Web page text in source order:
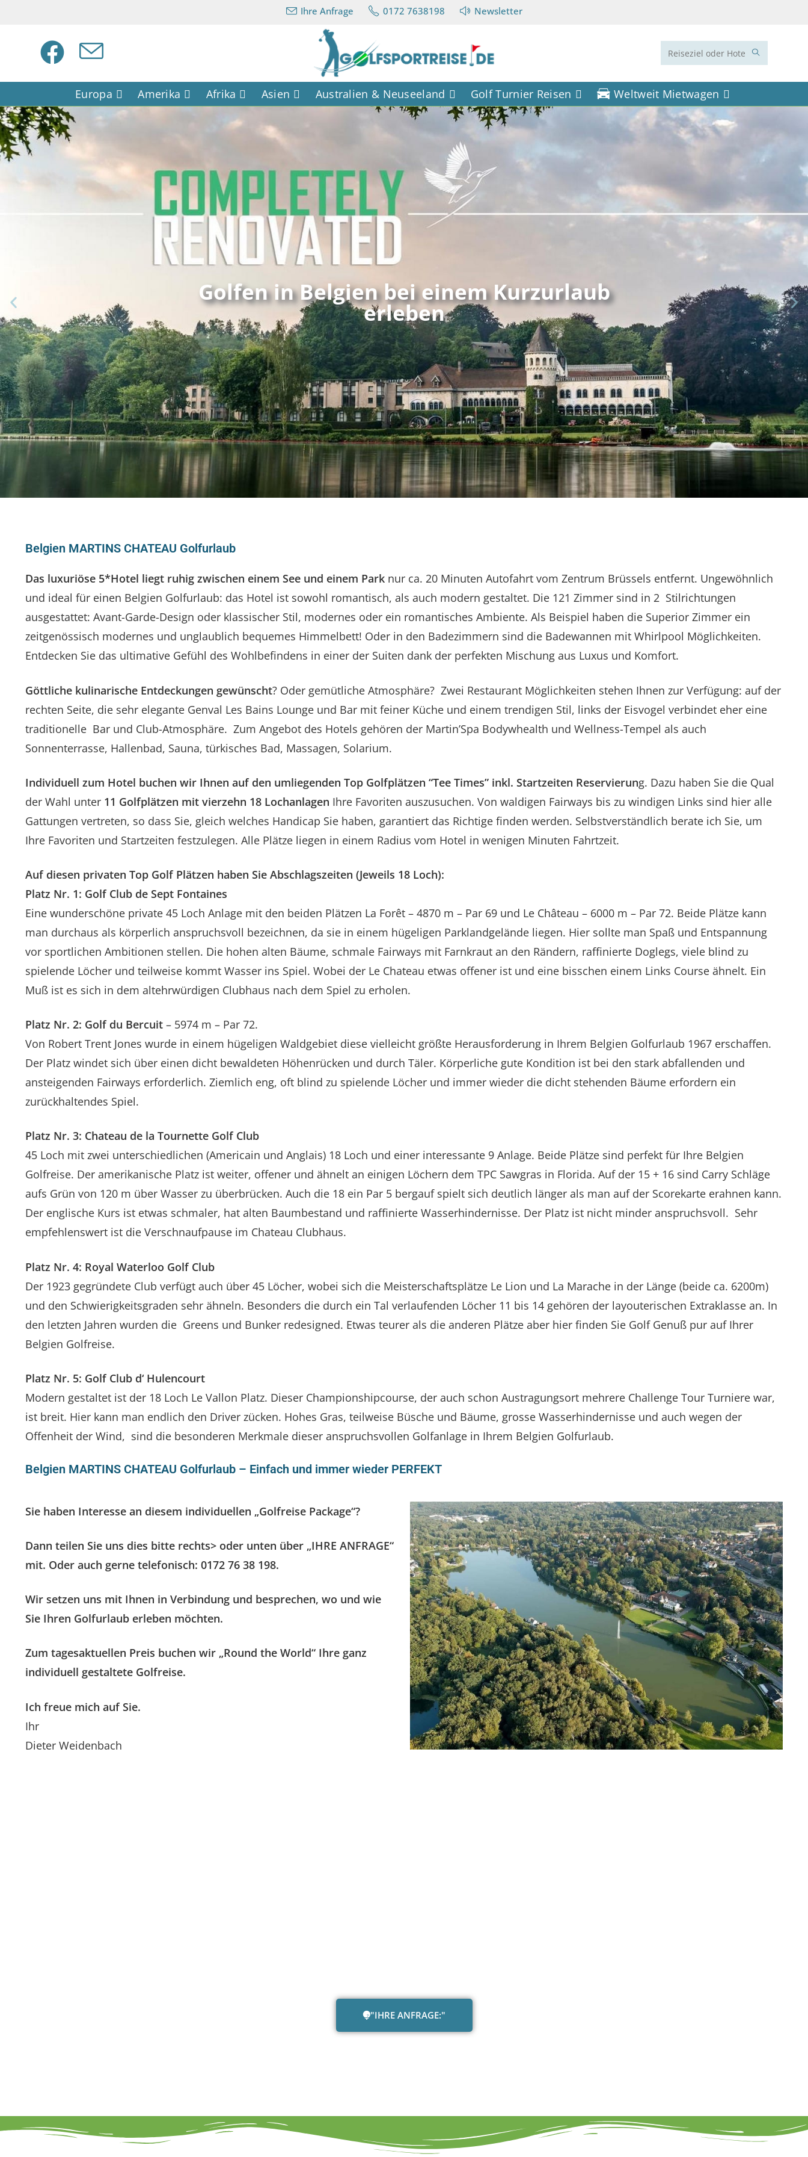
Ihre Anfrage 0172 7638198 Newsletter
Diese
durchsuchen
Europa Amerika Afrika Asien Australien & Neuseeland Golf Turnier Reisen Weltweit Mietwagen
Golfen in Belgien bei einem Kurzurlaub
erleben
Belgien MARTINS CHATEAU Golfurlaub
Das luxuriöse 5*Hotel liegt ruhig zwischen einem See und einem Park nur ca. 20 Minuten Autofahrt vom Zentrum Brüssels entfernt. Ungewöhnlich
und ideal für einen Belgien Golfurlaub: das Hotel ist sowohl romantisch, als auch modern gestaltet. Die 121 Zimmer sind in 2 Stilrichtungen
ausgestattet: Avant-Garde-Design oder klassischer Stil, modernes oder ein romantisches Ambiente. Als Beispiel haben die Superior Zimmer ein
zeitgenössisch modernes und unglaublich bequemes Himmelbett! Oder in den Badezimmern sind die Badewannen mit Whirlpool Möglichkeiten.
Entdecken Sie das ultimative Gefühl des Wohlbefindens in einer der Suiten dank der perfekten Mischung aus Luxus und Komfort.
Göttliche kulinarische Entdeckungen gewünscht? Oder gemütliche Atmosphäre? Zwei Restaurant Möglichkeiten stehen Ihnen zur Verfügung: auf der
rechten Seite, die sehr elegante Genval Les Bains Lounge und Bar mit feiner Küche und einem trendigen Stil, links der Eisvogel verbindet eher eine
traditionelle Bar und Club-Atmosphäre. Zum Angebot des Hotels gehören der Martin’Spa Bodywhealth und Wellness-Tempel als auch
Sonnenterrasse, Hallenbad, Sauna, türkisches Bad, Massagen, Solarium.
Individuell zum Hotel buchen wir Ihnen auf den umliegenden Top Golfplätzen “Tee Times” inkl. Startzeiten Reservierung. Dazu haben Sie die Qual
der Wahl unter 11 Golfplätzen mit vierzehn 18 Lochanlagen Ihre Favoriten auszusuchen. Von waldigen Fairways bis zu windigen Links sind hier alle
Gattungen vertreten, so dass Sie, gleich welches Handicap Sie haben, garantiert das Richtige finden werden. Selbstverständlich berate ich Sie, um
Ihre Favoriten und Startzeiten festzulegen. Alle Plätze liegen in einem Radius vom Hotel in wenigen Minuten Fahrtzeit.
Auf diesen privaten Top Golf Plätzen haben Sie Abschlagszeiten (Jeweils 18 Loch):
Platz Nr. 1: Golf Club de Sept Fontaines
Eine wunderschöne private 45 Loch Anlage mit den beiden Plätzen La Forêt – 4870 m – Par 69 und Le Château – 6000 m – Par 72. Beide Plätze kann
man durchaus als körperlich anspruchsvoll bezeichnen, da sie in einem hügeligen Parklandgelände liegen. Hier sollte man Spaß und Entspannung
vor sportlichen Ambitionen stellen. Die hohen alten Bäume, schmale Fairways mit Farnkraut an den Rändern, raffinierte Doglegs, viele blind zu
spielende Löcher und teilweise kommt Wasser ins Spiel. Wobei der Le Chateau etwas offener ist und eine bisschen einem Links Course ähnelt. Ein
Muß ist es sich in dem altehrwürdigen Clubhaus nach dem Spiel zu erholen.
Platz Nr. 2: Golf du Bercuit – 5974 m – Par 72.
Von Robert Trent Jones wurde in einem hügeligen Waldgebiet diese vielleicht größte Herausforderung in Ihrem Belgien Golfurlaub 1967 erschaffen.
Der Platz windet sich über einen dicht bewaldeten Höhenrücken und durch Täler. Körperliche gute Kondition ist bei den stark abfallenden und
ansteigenden Fairways erforderlich. Ziemlich eng, oft blind zu spielende Löcher und immer wieder die dicht stehenden Bäume erfordern ein
zurückhaltendes Spiel.
Platz Nr. 3: Chateau de la Tournette Golf Club
45 Loch mit zwei unterschiedlichen (Americain und Anglais) 18 Loch und einer interessante 9 Anlage. Beide Plätze sind perfekt für Ihre Belgien
Golfreise. Der amerikanische Platz ist weiter, offener und ähnelt an einigen Löchern dem TPC Sawgras in Florida. Auf der 15 + 16 sind Carry Schläge
aufs Grün von 120 m über Wasser zu überbrücken. Auch die 18 ein Par 5 bergauf spielt sich deutlich länger als man auf der Scorekarte erahnen kann.
Der englische Kurs ist etwas schmaler, hat alten Baumbestand und raffinierte Wasserhindernisse. Der Platz ist nicht minder anspruchsvoll. Sehr
empfehlenswert ist die Verschnaufpause im Chateau Clubhaus.
Platz Nr. 4: Royal Waterloo Golf Club
Der 1923 gegründete Club verfügt auch über 45 Löcher, wobei sich die Meisterschaftsplätze Le Lion und La Marache in der Länge (beide ca. 6200m)
und den Schwierigkeitsgraden sehr ähneln. Besonders die durch ein Tal verlaufenden Löcher 11 bis 14 gehören der layouterischen Extraklasse an. In
den letzten Jahren wurden die Greens und Bunker redesigned. Etwas teurer als die anderen Plätze aber hier finden Sie Golf Genuß pur auf Ihrer
Belgien Golfreise.
Platz Nr. 5: Golf Club d‘ Hulencourt
Modern gestaltet ist der 18 Loch Le Vallon Platz. Dieser Championshipcourse, der auch schon Austragungsort mehrere Challenge Tour Turniere war,
ist breit. Hier kann man endlich den Driver zücken. Hohes Gras, teilweise Büsche und Bäume, grosse Wasserhindernisse und auch wegen der
Offenheit der Wind, sind die besonderen Merkmale dieser anspruchsvollen Golfanlage in Ihrem Belgien Golfurlaub.
Belgien MARTINS CHATEAU Golfurlaub – Einfach und immer wieder PERFEKT
Sie haben Interesse an diesem individuellen „Golfreise Package“?
Dann teilen Sie uns dies bitte rechts> oder unten über „IHRE ANFRAGE“
mit. Oder auch gerne telefonisch: 0172 76 38 198.
Wir setzen uns mit Ihnen in Verbindung und besprechen, wo und wie
Sie Ihren Golfurlaub erleben möchten.
Zum tagesaktuellen Preis buchen wir „Round the World“ Ihre ganz
individuell gestaltete Golfreise.
Ich freue mich auf Sie.
Ihr
Dieter Weidenbach
"IHRE ANFRAGE:"